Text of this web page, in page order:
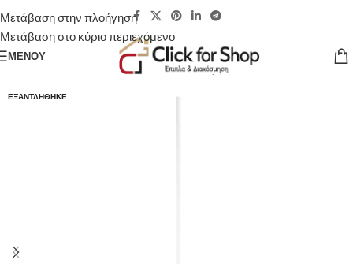
Μετάβαση στην πλοήγηση
Μετάβαση στο κύριο περιεχόμενο
ΜΕΝΟΎ
ΕΞΑΝΤΛΉΘΗΚΕ